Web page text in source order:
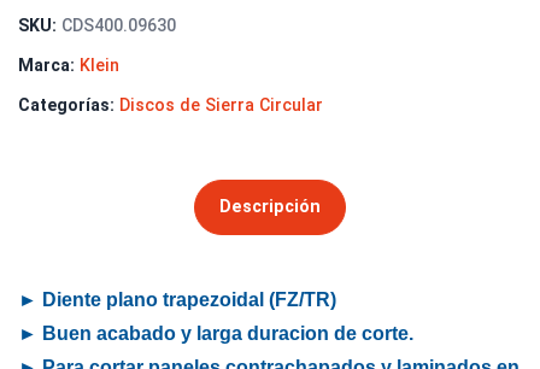
SKU: CDS400.09630
Marca: Klein
Categorías: Discos de Sierra Circular
Descripción
► Diente plano trapezoidal (FZ/TR)
► Buen acabado y larga duracion de corte.